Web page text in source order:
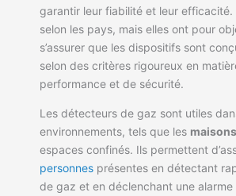
garantir leur fiabilité et leur efficacité.
selon les pays, mais elles ont pour
s’assurer que les dispositifs sont
selon des critères rigoureux en
performance et de sécurité.
Les détecteurs de gaz sont utiles
environnements, tels que les maisons
espaces confinés. Ils permettent
personnes présentes en détectant
de gaz et en déclenchant une